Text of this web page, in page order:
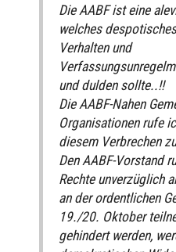
Die AABF ist eine
welches
Verhalten und
und dulden sollte..!!
Die AABF-Nahen
Organisationen rufe
diesem Verbrechen
Den AABF-Vorstand
Rechte unverzüglich
an der ordentlichen
19./20. Oktober
gehindert werden,